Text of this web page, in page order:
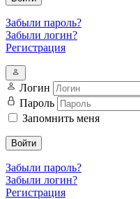
Забыли пароль?
Забыли логин?
Регистрация
Логин
Пароль
Запомнить меня
Войти
Забыли пароль?
Забыли логин?
Регистрация